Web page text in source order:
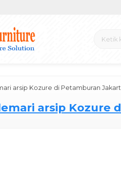
arsip Kozure di Petamburan
arsip Kozure